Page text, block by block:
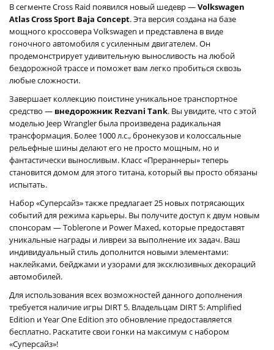
В сегменте Cross Raid появился новый шедевр —Volkswagen
Atlas Cross Sport Baja Concept. Эта версия создана на базе
мощного кроссовера Volkswagen и представлена в виде
гоночного автомобиля с усиленным двигателем. Он
продемонстрирует удивительную выносливость на любой
бездорожной трассе и поможет вам легко пробиться сквозь
любые сложности.
Завершает коллекцию поистине уникальное транспортное
средство — внедорожник Rezvani Tank. Вы увидите, что с этой
моделью Jeep Wrangler была произведена радикальная
трансформация. Более 1000 л.с., бронекузов и колоссальные
рельефные шины делают его не просто мощным, но и
фантастически выносливым. Класс «Прераннеры» теперь
становится домом для этого титана, который вы просто обязаны
испытать.
Набор «Суперсайз» также предлагает 25 новых потрясающих
событий для режима карьеры. Вы получите доступ к двум новым
спонсорам — Toblerone и Power Maxed, которые предоставят
уникальные награды и ливреи за выполнение их задач. Ваш
индивидуальный стиль дополнится новыми элементами:
наклейками, бейджами и узорами для эксклюзивных декораций
автомобилей.
Для использования всех возможностей данного дополнения
требуется наличие игры DIRT 5. Владельцам DIRT 5: Amplified
Edition и Year One Edition это обновление предоставляется
бесплатно. Раскатите свои гонки на максимум с набором
«Суперсайз»!